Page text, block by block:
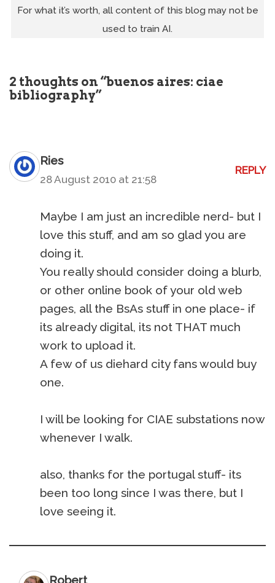
For what it’s worth, all content of this blog may not be
used to train AI.
2 thoughts on “buenos aires: ciae
bibliography”
Ries
28 August 2010 at 21:58
REPLY
Maybe I am just an incredible nerd- but I
love this stuff, and am so glad you are
doing it.
You really should consider doing a blurb,
or other online book of your old web
pages, all the BsAs stuff in one place- if
its already digital, its not THAT much
work to upload it.
A few of us diehard city fans would buy
one.
I will be looking for CIAE substations now
whenever I walk.
also, thanks for the portugal stuff- its
been too long since I was there, but I
love seeing it.
Robert